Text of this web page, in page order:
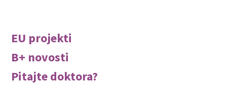
EU projekti
B+ novosti
Pitajte doktora?